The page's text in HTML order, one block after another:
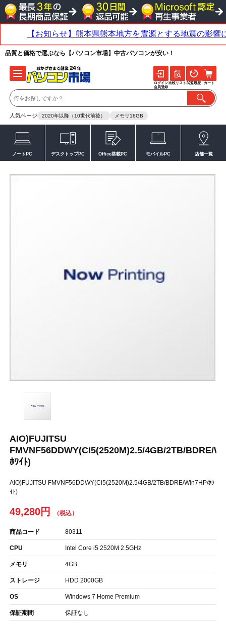
品質と価格で選ぶなら【パソコン市場】中古パソコンが安い！
人気ページ 2020年以降（10世代前後） メモリ16GB
ログイン
会員登録
比較リスト 閲覧履歴 カート
ノートPC デスクトップPC Office搭載PC モバイルPC 店舗一覧
AIO)FUJITSU
FMVNF56DDWY(Ci5(2520M)2.5/4GB/2TB/BDRE/
ﾎﾜｲﾄ)
AIO)FUJITSU FMVNF56DDWY(Ci5(2520M)2.5/4GB/2TB/BDRE/Win7HP/ﾎﾜ
ｲﾄ)
49,280円
商品コード 80311
CPU Intel Core i5 2520M 2.5GHz
メモリ 4GB
ストレージ HDD 2000GB
OS Windows 7 Home Premium
保証期間 保証なし